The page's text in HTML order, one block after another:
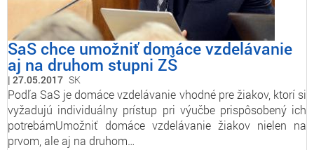
SaS chce umožniť domáce vzdelávanie
aj na druhom stupni ZŠ
27.05.2017 SK
Podľa SaS je domáce vzdelávanie vhodné pre žiakov, ktorí si
vyžadujú individuálny prístup pri výučbe prispôsobený ich
potrebámUmožniť domáce vzdelávanie žiakov nielen na
prvom, ale aj na druhom…